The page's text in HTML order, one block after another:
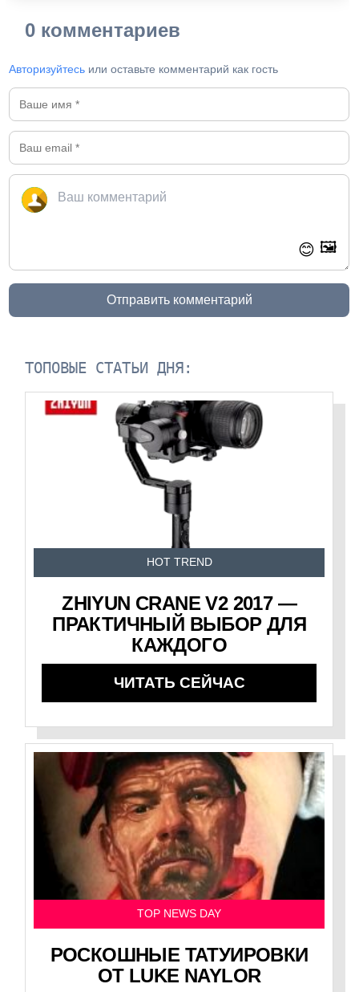
0 комментариев
Авторизуйтесь или оставьте комментарий как гость
😊 🖼️
Отправить комментарий
ТОПОВЫЕ СТАТЬИ ДНЯ:
HOT TREND
ZHIYUN CRANE V2 2017 —
ПРАКТИЧНЫЙ ВЫБОР ДЛЯ
КАЖДОГО
ЧИТАТЬ СЕЙЧАС
TOP NEWS DAY
РОСКОШНЫЕ ТАТУИРОВКИ
ОТ LUKE NAYLOR